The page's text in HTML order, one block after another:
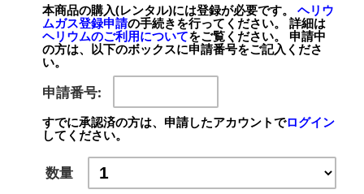
本商品の購入(レンタル)には登録が必要です。ヘリウ
ムガス登録申請の手続きを行ってください。 詳細は
ヘリウムのご利用についてをご覧ください。 申請中
の方は、以下のボックスに申請番号をご記入くださ
い。
申請番号:
すでに承認済の方は、申請したアカウントでログイン
してください。
数量